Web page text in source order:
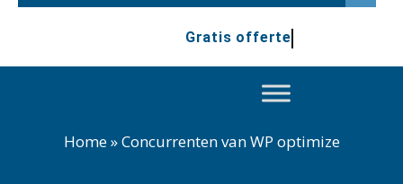
Gratis offerte
Home»Concurrenten van WP optimize